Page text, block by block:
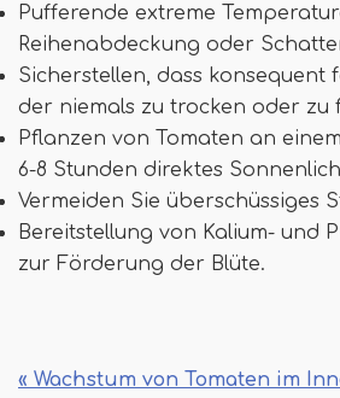
Pufferende extreme
Reihenabdeckung oder
Sicherstellen, dass konsequent
der niemals zu trocken oder zu
Pflanzen von Tomaten an
6-8 Stunden direktes
Vermeiden Sie überschüssiges
Bereitstellung von Kalium- und
zur Förderung der Blüte.
« Wachstum von Tomaten im